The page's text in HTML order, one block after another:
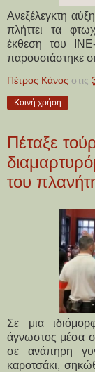
Ανεξέλεγκτη
πλήττει τα
έκθεση του
παρουσιάστηκε
Πέτρος Κάνος στις
Κοινή χρήση
Πέταξε
του
Σε μια
άγνωστος μέσα
σε ανάπηρη
καροτσάκι,